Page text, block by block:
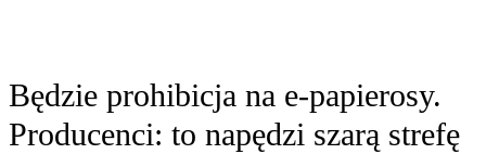
Będzie prohibicja na e-papierosy.
Producenci: to napędzi szarą strefę